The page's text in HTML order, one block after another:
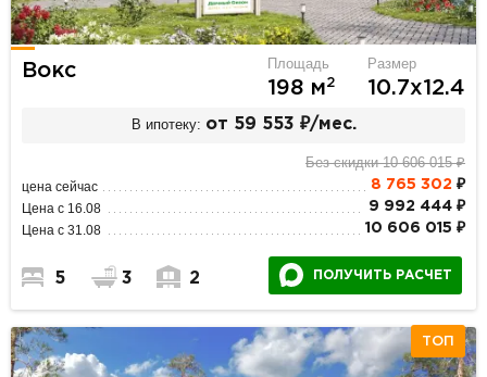
Вокс Площадь
198 м2
Размер
10.7х12.4
В ипотеку: от 59 553 ₽/мес.
Без скидки 10 606 015 ₽
цена сейчас 8 765 302 ₽
Цена с 16.08 9 992 444 ₽
Цена с 31.08 10 606 015 ₽
5 3 2 ПОЛУЧИТЬ РАСЧЕТ
ТОП